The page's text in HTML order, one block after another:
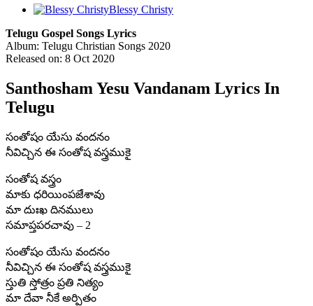
Blessy Christy
Telugu Gospel Songs Lyrics
Album: Telugu Christian Songs 2020
Released on: 8 Oct 2020
Santhosham Yesu Vandanam Lyrics In
Telugu
సంతోషం యేసు వందనం
నీవిచ్చిన ఈ సంతోష వస్త్రముకై
సంతోష వస్త్రం
మాకు ధరియింపజేశావు
మా దుఃఖ దినములు
సమాప్తపరచావు – 2
సంతోషం యేసు వందనం
నీవిచ్చిన ఈ సంతోష వస్త్రముకై
స్తుతి స్తోత్రం ప్రతి నిత్యం
మా దేవా నీకే అర్పితం